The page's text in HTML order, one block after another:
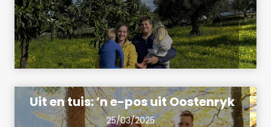
Uit en tuis: ’n e-pos uit Oostenryk
25/03/2025